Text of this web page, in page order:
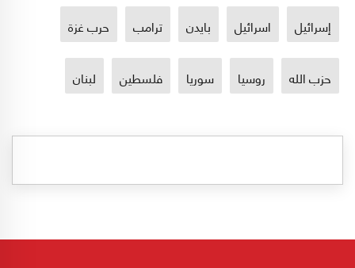
إسرائيل اسرائيل بايدن ترامب حرب غزة
حزب الله روسيا سوريا فلسطين لبنان